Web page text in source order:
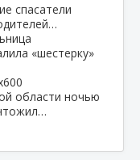
спасатели
«шестерку»
области ночью